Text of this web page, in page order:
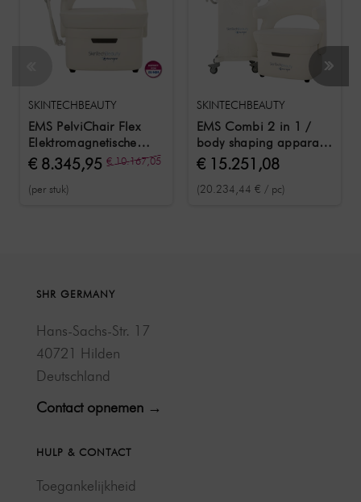
SKINTECHBEAUTY
EMS PelviChair Flex
Elektromagnetische
stimulatiestoel om de
bekkenbodem te
versterken Wit
€ 8.345,95 € 10.167,05
(per stuk)
SKINTECHBEAUTY
EMS Combi 2 in 1 /
body shaping apparaat
en PelviChair
€ 15.251,08
(20.234,44 € / pc)
SHR GERMANY
Hans-Sachs-Str. 17
40721 Hilden
Deutschland
Contact opnemen →
HULP & CONTACT
Toegankelijkheid